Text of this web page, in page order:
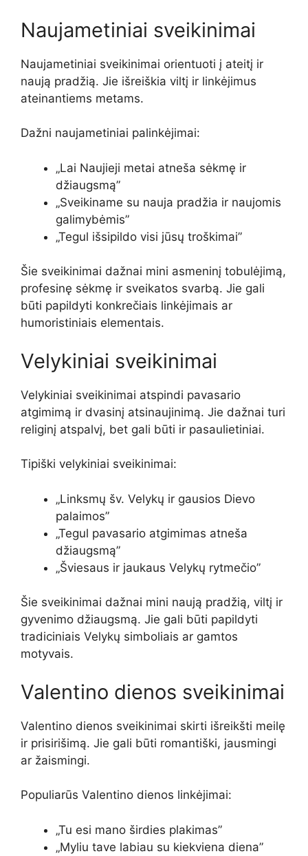
Naujametiniai sveikinimai
Naujametiniai sveikinimai orientuoti į ateitį ir
naują pradžią. Jie išreiškia viltį ir linkėjimus
ateinantiems metams.
Dažni naujametiniai palinkėjimai:
„Lai Naujieji metai atneša sėkmę ir
džiaugsmą”
„Sveikiname su nauja pradžia ir naujomis
galimybėmis”
„Tegul išsipildo visi jūsų troškimai”
Šie sveikinimai dažnai mini asmeninį tobulėjimą,
profesinę sėkmę ir sveikatos svarbą. Jie gali
būti papildyti konkrečiais linkėjimais ar
humoristiniais elementais.
Velykiniai sveikinimai
Velykiniai sveikinimai atspindi pavasario
atgimimą ir dvasinį atsinaujinimą. Jie dažnai turi
religinį atspalvį, bet gali būti ir pasaulietiniai.
Tipiški velykiniai sveikinimai:
„Linksmų šv. Velykų ir gausios Dievo
palaimos”
„Tegul pavasario atgimimas atneša
džiaugsmą”
„Šviesaus ir jaukaus Velykų rytmečio”
Šie sveikinimai dažnai mini naują pradžią, viltį ir
gyvenimo džiaugsmą. Jie gali būti papildyti
tradiciniais Velykų simboliais ar gamtos
motyvais.
Valentino dienos sveikinimai
Valentino dienos sveikinimai skirti išreikšti meilę
ir prisirišimą. Jie gali būti romantiški, jausmingi
ar žaismingi.
Populiarūs Valentino dienos linkėjimai:
„Tu esi mano širdies plakimas”
„Myliu tave labiau su kiekviena diena”